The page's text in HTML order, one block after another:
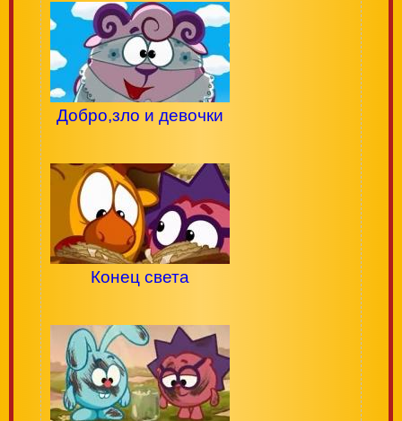
Добро,зло и девочки
Конец света